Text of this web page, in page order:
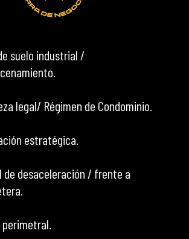
suelo industrial /
legal/ Régimen de Condominio.
estratégica.
de desaceleración / frente a
perimetral.